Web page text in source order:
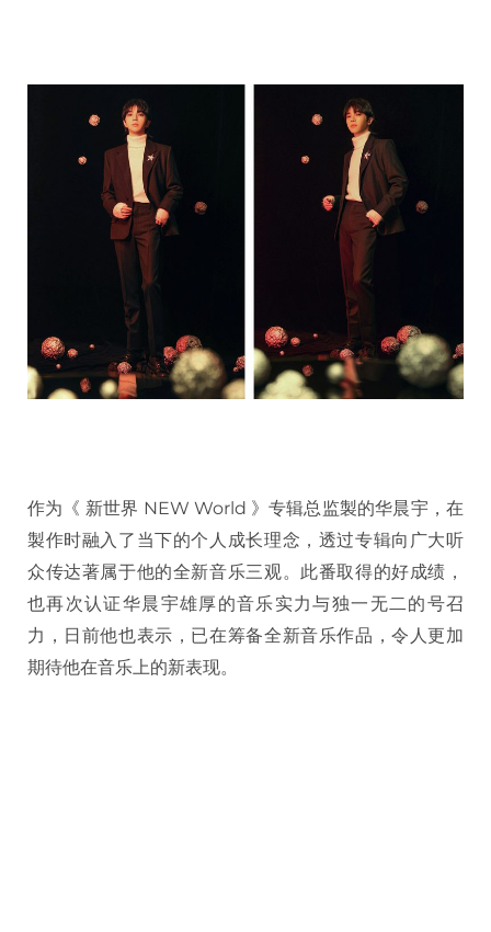
作为《 新世界 NEW World 》专辑总监製的华晨宇，在
製作时融入了当下的个人成长理念，透过专辑向广大听
众传达著属于他的全新音乐三观。此番取得的好成绩，
也再次认证华晨宇雄厚的音乐实力与独一无二的号召
力，日前他也表示，已在筹备全新音乐作品，令人更加
期待他在音乐上的新表现。